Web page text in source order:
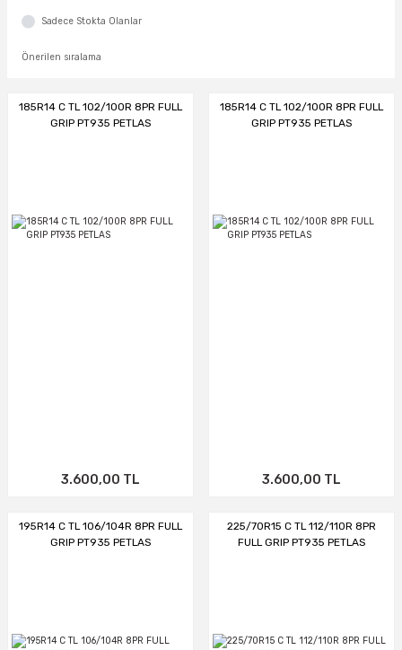
Sadece Stokta Olanlar
185R14 C TL 102/100R 8PR FULL
GRIP PT935 PETLAS
3.600,00 TL
185R14 C TL 102/100R 8PR FULL
GRIP PT935 PETLAS
3.600,00 TL
195R14 C TL 106/104R 8PR FULL
GRIP PT935 PETLAS
225/70R15 C TL 112/110R 8PR
FULL GRIP PT935 PETLAS